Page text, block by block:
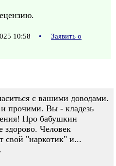
10:58 •
Заявить о
с вашими доводами.
прочими. Вы - кладезь
Про бабушкин
здорово. Человек
свой "наркотик" и...